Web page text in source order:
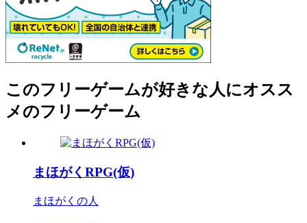
このフリーゲームが好きな人にオスス
メのフリーゲーム
まほがくRPG(仮)
まほがくの人